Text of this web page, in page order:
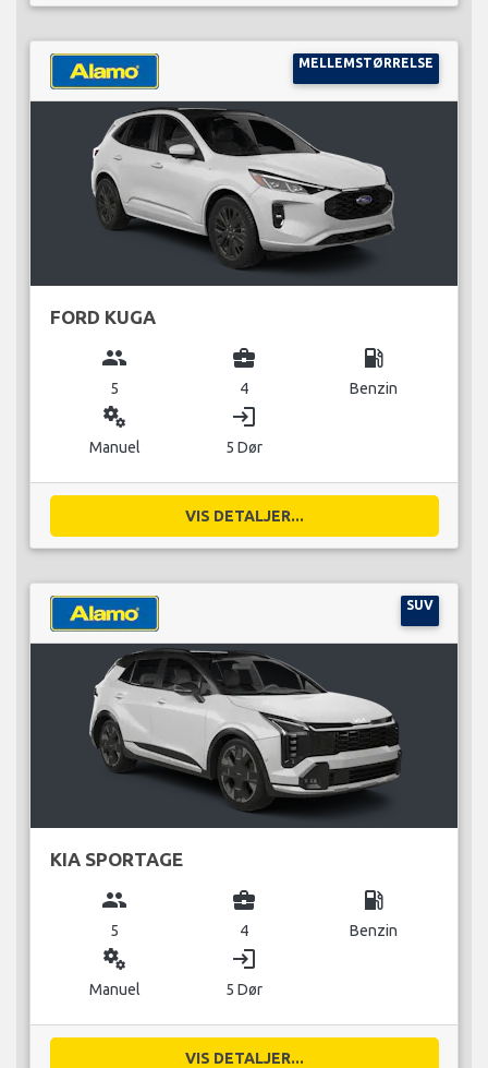
MELLEMSTØRRELSE
FORD KUGA
group
5
business_center
4
local_gas_station
Benzin
miscellaneous_services
Manuel
login
5 Dør
VIS DETALJER...
SUV
KIA SPORTAGE
group
5
business_center
4
local_gas_station
Benzin
miscellaneous_services
Manuel
login
5 Dør
VIS DETALJER...